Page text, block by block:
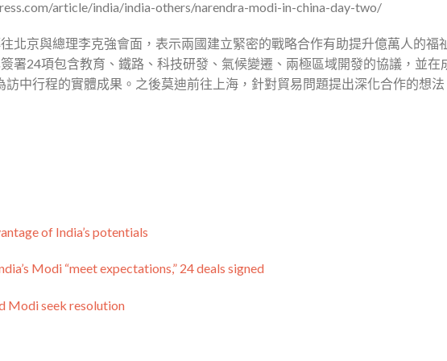
article/india/india-others/narendra-modi-in-china-day-two/
北京與總理李克強會面，表示兩國建立緊密的戰略合作有助提升億萬人的福
署24項包含教育、鐵路、科技研發、氣候變遷、兩極區域開發的協議，並在
訪中行程的實體成果。之後莫迪前往上海，針對貿易問題提出深化合作的想法
of India’s potentials
Modi “meet expectations,” 24 deals signed
Modi seek resolution